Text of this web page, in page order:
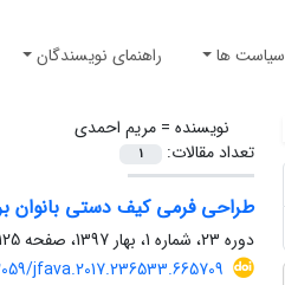
سیاست ها راهنمای نویسندگان
نویسنده =مریم احمدی
تعداد مقالات:
1
طراحی فرمی کیف دستی بانوان
دوره 23، شماره 1، بهار 1397، صفحه
133
jfava.2017.236533.665709